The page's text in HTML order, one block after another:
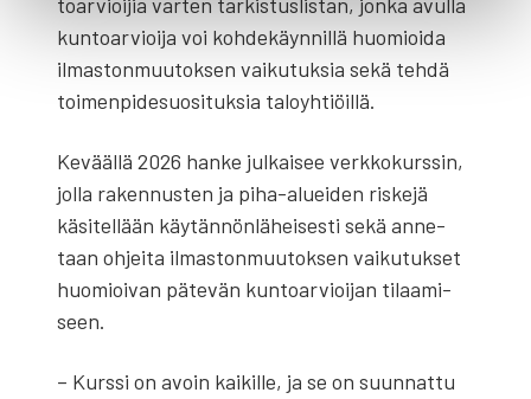
kun­toar­vioi­ja voi koh­de­käyn­nil­lä huo­mioi­da
ilmas­ton­muu­tok­sen vai­ku­tuk­sia sekä teh­dä
toi­men­pi­de­suo­si­tuk­sia talo­yh­tiöil­lä.
Kevääl­lä 2026 han­ke jul­kai­see verk­ko­kurs­sin,
jol­la raken­nus­ten ja piha-aluei­den ris­ke­jä
käsi­tel­lään käy­tän­nön­lä­hei­ses­ti sekä anne­
taan ohjei­ta ilmas­ton­muu­tok­sen vai­ku­tuk­set
huo­mioi­van päte­vän kun­toar­vioi­jan tilaa­mi­
seen.
– Kurs­si on avoin kai­kil­le, ja se on suun­nat­tu